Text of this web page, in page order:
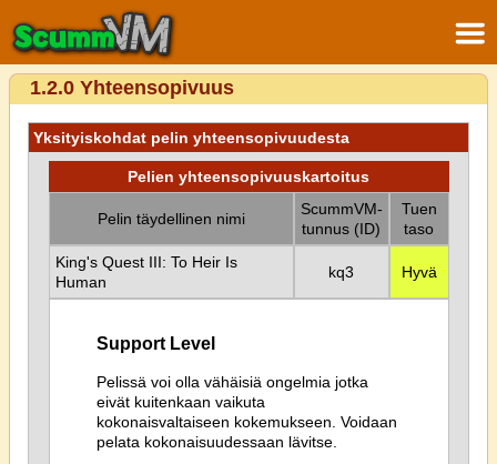
1.2.0 Yhteensopivuus
Yksityiskohdat pelin yhteensopivuudesta
Pelien yhteensopivuuskartoitus
Pelin täydellinen nimi
ScummVM-
tunnus (ID)
Tuen
taso
King's Quest III: To Heir Is
Human
kq3 Hyvä
Support Level
Pelissä voi olla vähäisiä ongelmia jotka
eivät kuitenkaan vaikuta
kokonaisvaltaiseen kokemukseen. Voidaan
pelata kokonaisuudessaan lävitse.